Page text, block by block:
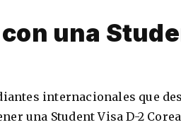
una
internacionales que
una Student Visa D-2